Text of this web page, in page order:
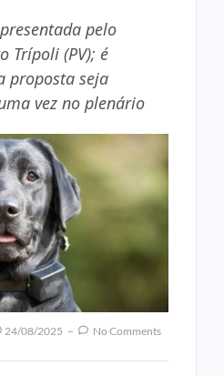
pelo
Trípoli (PV); é
proposta seja
vez no plenário
24/08/2025 No Comments